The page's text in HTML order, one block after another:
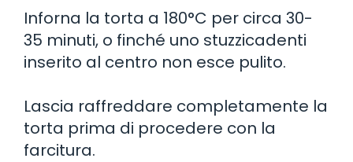
Inforna la torta a 180°C per circa 30-
35 minuti, o finché uno stuzzicadenti
inserito al centro non esce pulito.
Lascia raffreddare completamente la
torta prima di procedere con la
farcitura.